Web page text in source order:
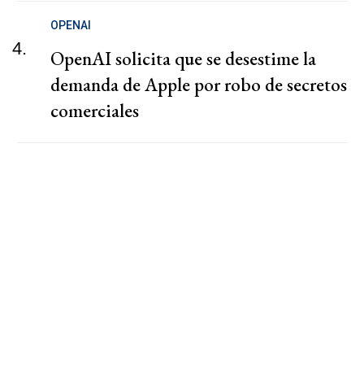
4.
OPENAI
OpenAI solicita que se desestime la
demanda de Apple por robo de secretos
comerciales